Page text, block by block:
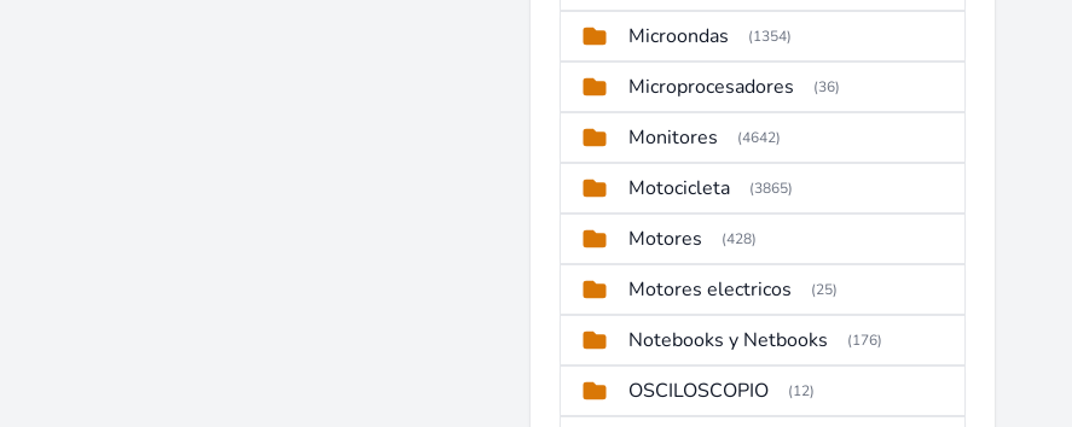
Microondas (1354)
Microprocesadores (36)
Monitores (4642)
Motocicleta (3865)
Motores (428)
Motores electricos (25)
Notebooks y Netbooks (176)
OSCILOSCOPIO (12)